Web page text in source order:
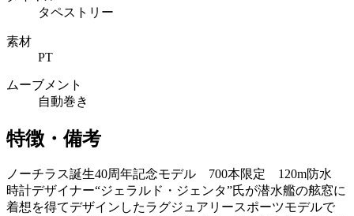
タペストリー
素材
PT
ムーブメント
自動巻き
特徴・備考
ノーチラス誕生40周年記念モデル 700本限定 120m防水
時計デザイナー“ジェラルド・ジェンタ”氏が潜水艦の舷窓に
着想を得てデザインしたラグジュアリースポーツモデルで